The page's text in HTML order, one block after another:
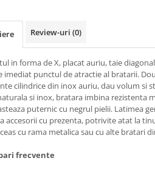
Review-uri (0)
in forma de X, placat auriu, taie
imediat punctul de atractie al bratarii.
cilindrice din inox auriu, dau volum si
si inox, bratara imbina rezistenta
puternic cu negrul pielii. Latimea
accesorii cu prezenta, potrivite atat la
cu rama metalica sau cu alte bratari
frecvente